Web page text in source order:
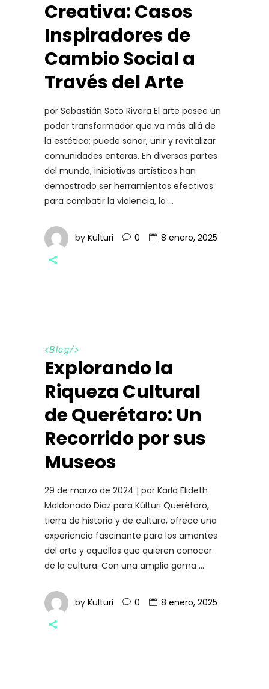
Creativa: Casos
Inspiradores de
Cambio Social a
Través del Arte
por Sebastián Soto Rivera El arte posee un
poder transformador que va más allá de
la estética; puede sanar, unir y revitalizar
comunidades enteras. En diversas partes
del mundo, iniciativas artísticas han
demostrado ser herramientas efectivas
para combatir la violencia, la
by Kulturi 0 8 enero, 2025
<Blog/>
Explorando la
Riqueza Cultural
de Querétaro: Un
Recorrido por sus
Museos
29 de marzo de 2024 | por Karla Elideth
Maldonado Diaz para Kúlturi Querétaro,
tierra de historia y de cultura, ofrece una
experiencia fascinante para los amantes
del arte y aquellos que quieren conocer
de la cultura. Con una amplia gama
by Kulturi 0 8 enero, 2025